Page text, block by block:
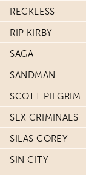
RECKLESS
RIP KIRBY
SAGA
SANDMAN
SCOTT PILGRIM
SEX CRIMINALS
SILAS COREY
SIN CITY